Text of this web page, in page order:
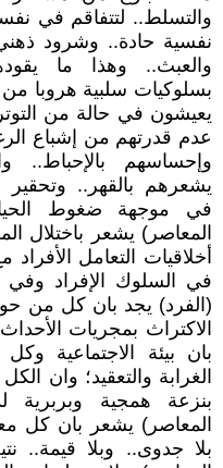
والتسلط.. لتتفاقم في
نفسية حادة.. وشرود
والعبث.. وهذا ما
بسلوكيات سلبية هروبا
يعيشون في حالة من
عدم قدرتهم من إشباع
وإحساسهم بالإحباط..
يشعرهم بالقهر..
في موجهة ضغوط
المعاصر) يشعر باختلال
أخلاقيات التعامل
في السلوك الإفراد وفي
(الفرد) يجد بان كل من
الاكتراث بمجريات
بان بيئة الاجتماعية
الغرابة والتعقيد؛ وان
بنزعة همجية وبربرية
المعاصر) يشعر بان كل
بلا جدوى.. وبلا قيمة..